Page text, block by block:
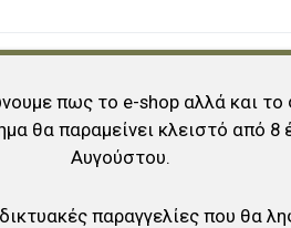
πως το e-shop αλλά και το
θα παραμείνει κλειστό από 8
Αυγούστου.
παραγγελίες που θα